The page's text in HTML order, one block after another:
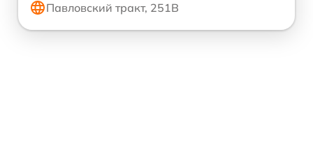
Павловский тракт, 251В